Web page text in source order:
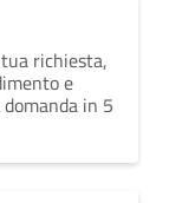
richiesta,
e
in 5